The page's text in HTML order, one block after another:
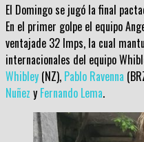
El Domingo se jugó la final
En el primer golpe el equipo
ventajade 32 Imps, la cual
internacionales del equipo
Whibley (NZ), Pablo Ravenna
Nuñez y Fernando Lema.